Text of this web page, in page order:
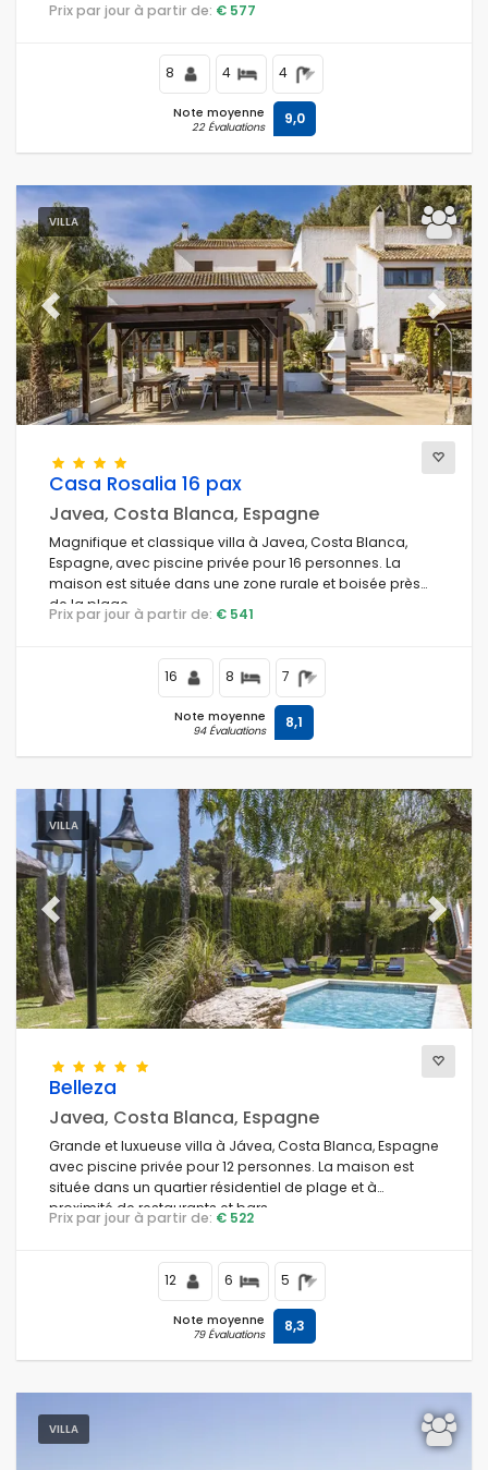
Prix par jour à partir de: € 577
8 4 4
Note moyenne
22 Évaluations 9,0
VILLA
Previous Next
Casa Rosalia 16 pax
Javea, Costa Blanca, Espagne
Magnifique et classique villa à Javea, Costa Blanca,
Espagne, avec piscine privée pour 16 personnes. La
maison est située dans une zone rurale et boisée près
de la plage.
Prix par jour à partir de: € 541
16 8 7
Note moyenne
94 Évaluations 8,1
VILLA
Previous Next
Belleza
Javea, Costa Blanca, Espagne
Grande et luxueuse villa à Jávea, Costa Blanca, Espagne
avec piscine privée pour 12 personnes. La maison est
située dans un quartier résidentiel de plage et à
proximité de restaurants et bars.
Prix par jour à partir de: € 522
12 6 5
Note moyenne
79 Évaluations 8,3
VILLA